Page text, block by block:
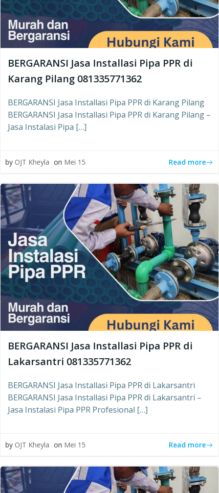
BERGARANSI Jasa Installasi Pipa PPR di
Karang Pilang 081335771362
BERGARANSI Jasa Installasi Pipa PPR di Karang Pilang
BERGARANSI Jasa Installasi Pipa PPR di Karang Pilang –
Jasa Instalasi Pipa […]
by OJT Kheyla on Mei 15 Read more
BERGARANSI Jasa Installasi Pipa PPR di
Lakarsantri 081335771362
BERGARANSI Jasa Installasi Pipa PPR di Lakarsantri
BERGARANSI Jasa Installasi Pipa PPR di Lakarsantri –
Jasa Instalasi Pipa PPR Profesional […]
by OJT Kheyla on Mei 15 Read more